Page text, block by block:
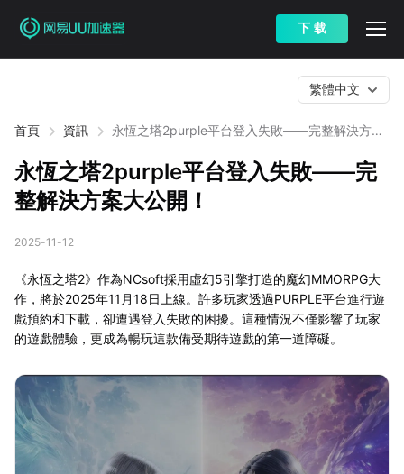
下 载
首頁 資訊
永恆之塔2purple平台登入失敗——完整解決方案
繁體中文
永恆之塔2purple平台登入失敗——完
整解決方案大公開！
2025-11-12
《永恆之塔2》作為NCsoft採用虛幻5引擎打造的魔幻MMORPG大
作，將於2025年11月18日上線。許多玩家透過PURPLE平台進行遊
戲預約和下載，卻遭遇登入失敗的困擾。這種情況不僅影響了玩家
的遊戲體驗，更成為暢玩這款備受期待遊戲的第一道障礙。